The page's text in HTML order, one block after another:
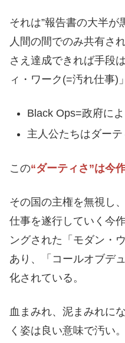
それは”報告書の大半が
人間の間でのみ共有さ
さえ達成できれば手段
ィ・ワーク(=汚れ仕事)
Black Ops=政府に
主人公たちはダー
この“ダーティさ”は今
その国の主権を無視し
仕事を遂行していく今
ングされた「モダン・
あり、「コールオブデ
化されている。
血まみれ、泥まみれに
く姿は良い意味で汚い。